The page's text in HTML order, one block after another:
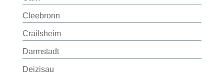
Cleebronn
Crailsheim
Darmstadt
Deizisau